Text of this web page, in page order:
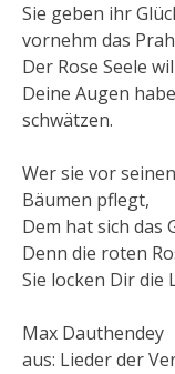
Sie geben ihr
vornehm das
Der Rose Seele
Deine Augen
schwätzen.
Wer sie vor
Bäumen pflegt,
Dem hat sich das
Denn die roten
Sie locken Dir die
Max Dauthendey
aus: Lieder der